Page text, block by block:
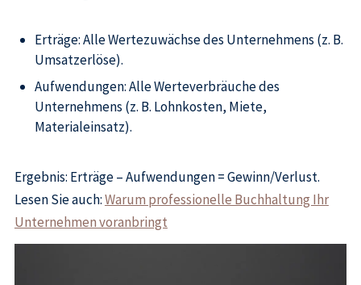
Erträge: Alle Wertezuwächse des Unternehmens (z. B.
Umsatzerlöse).
Aufwendungen: Alle Werteverbräuche des
Unternehmens (z. B. Lohnkosten, Miete,
Materialeinsatz).
Ergebnis: Erträge – Aufwendungen = Gewinn/Verlust.
Lesen Sie auch:Warum professionelle Buchhaltung Ihr
Unternehmen voranbringt